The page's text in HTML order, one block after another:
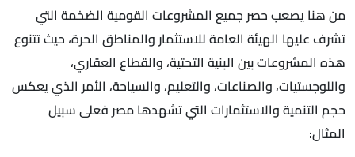
من هنا يصعب حصر جميع المشروعات القومية الضخمة التي
تشرف عليها الهيئة العامة للاستثمار والمناطق الحرة، حيث تتنوع
هذه المشروعات بين البنية التحتية، والقطاع العقاري،
واللوجستيات، والصناعات، والتعليم، والسياحة، الأمر الذي يعكس
حجم التنمية والاستثمارات التي تشهدها مصر فعلى سبيل
المثال: